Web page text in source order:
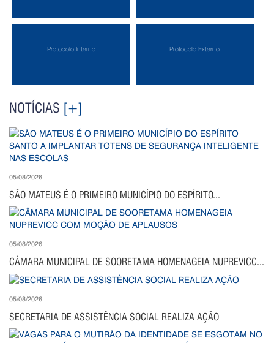
Protocolo Interno Protocolo Externo
NOTÍCIAS [+]
05/08/2026
SÃO MATEUS É O PRIMEIRO MUNICÍPIO DO ESPÍRITO...
05/08/2026
CÂMARA MUNICIPAL DE SOORETAMA HOMENAGEIA NUPREVICC...
05/08/2026
SECRETARIA DE ASSISTÊNCIA SOCIAL REALIZA AÇÃO